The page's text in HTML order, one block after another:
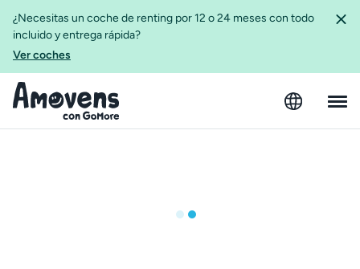
¿Necesitas un coche de renting por 12 o 24 meses con todo
incluido y entrega rápida?
Ver coches